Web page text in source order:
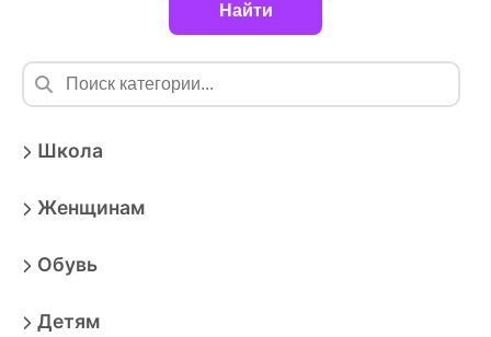
Найти
Школа
Женщинам
Обувь
Детям